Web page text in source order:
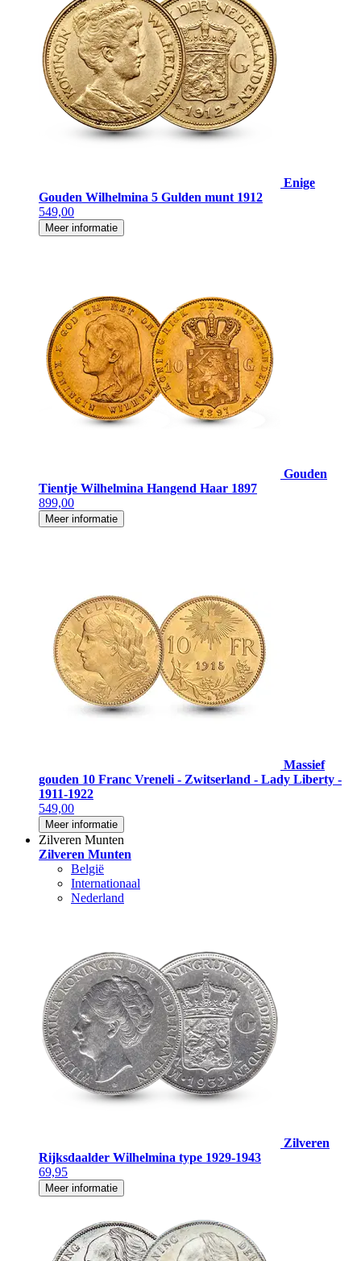
Enige
Gouden Wilhelmina 5 Gulden munt 1912
549,00
Meer informatie
Gouden
Tientje Wilhelmina Hangend Haar 1897
899,00
Meer informatie
Massief
gouden 10 Franc Vreneli - Zwitserland - Lady Liberty -
1911-1922
549,00
Meer informatie
Zilveren Munten
Zilveren Munten
België
Internationaal
Nederland
Zilveren
Rijksdaalder Wilhelmina type 1929-1943
69,95
Meer informatie